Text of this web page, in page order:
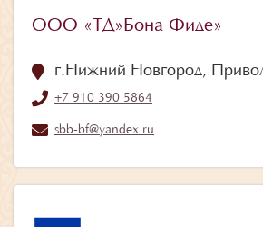
ООО «ТД»Бона Фиде»
г.Нижний Новгород,
+7 910 390 5864
sbb-bf@yandex.ru